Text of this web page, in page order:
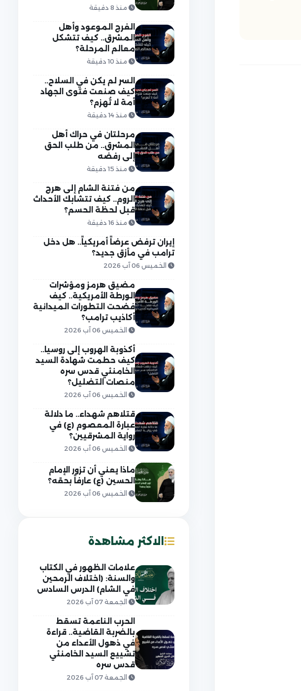
منذ 8 دقيقة
الفرج الموعود وأهل
المشرق.. كيف تتشكل
معالم المرحلة؟
منذ 10 دقيقة
السر لم يكن في السلاح..
كيف صنعت فتوى الجهاد
أمة لا تُهزم؟
منذ 14 دقيقة
مرحلتان في حراك أهل
المشرق.. من طلب الحق
إلى رفضه
منذ 15 دقيقة
من فتنة الشام إلى هرج
الروم.. كيف تتشابك الأحداث
قبل لحظة الحسم؟
منذ 16 دقيقة
إيران ترفض عرضاً أمريكياً.. هل دخل
ترامب في مأزق جديد؟
الخميس 06 آب 2026
مضيق هرمز ومؤشرات
الورطة الأمريكية.. كيف
فضحت التطورات الميدانية
أكاذيب ترامب؟
الخميس 06 آب 2026
أكذوبة الهروب إلى روسيا..
كيف حطمت شهادة السيد
الخامنئي قدس سره
منصات التضليل؟
الخميس 06 آب 2026
قتلاهم شهداء.. ما دلالة
عبارة المعصوم (ع) في
رواية المشرقيين؟
الخميس 06 آب 2026
ماذا يعني أن تزور الإمام
الحسين (ع) عارفاً بحقه؟
الخميس 06 آب 2026
الاكثر مشاهدة
علامات الظهور في الكتاب
والسنة: (اختلاف الرمحين
في الشام) الدرس السادس
الجمعة 07 آب 2026
الحرب الناعمة تسقط
بالضربة القاضية.. قراءة
في ذهول الأعداء من
تشييع السيد الخامنئي
قدس سره
الجمعة 07 آب 2026